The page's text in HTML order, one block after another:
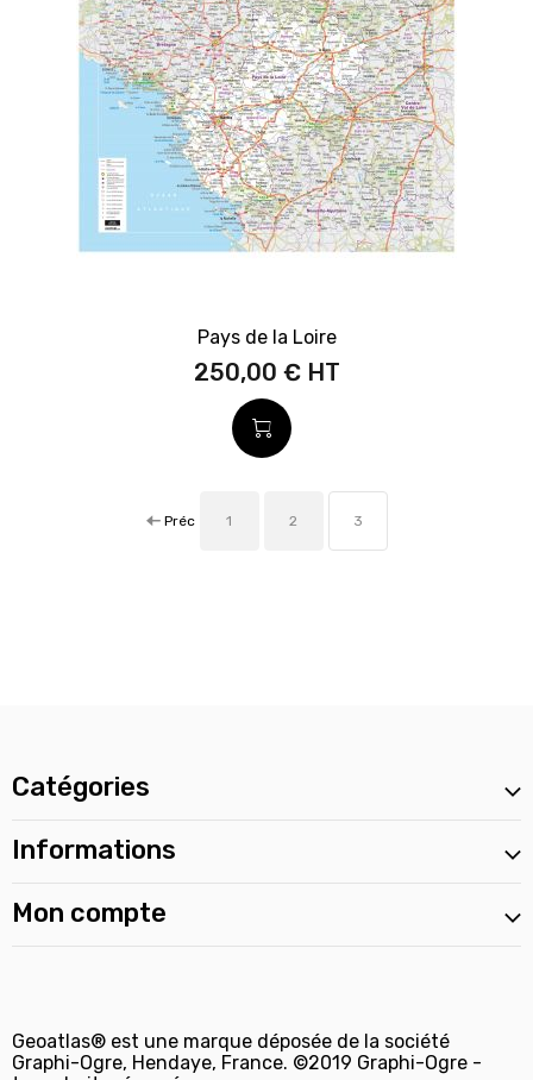
Pays de la Loire
250,00 €
Préc 1 2 3
Catégories
Informations
Mon compte
Geoatlas® est une marque déposée de la société
Graphi-Ogre, Hendaye, France. ©2019 Graphi-Ogre -